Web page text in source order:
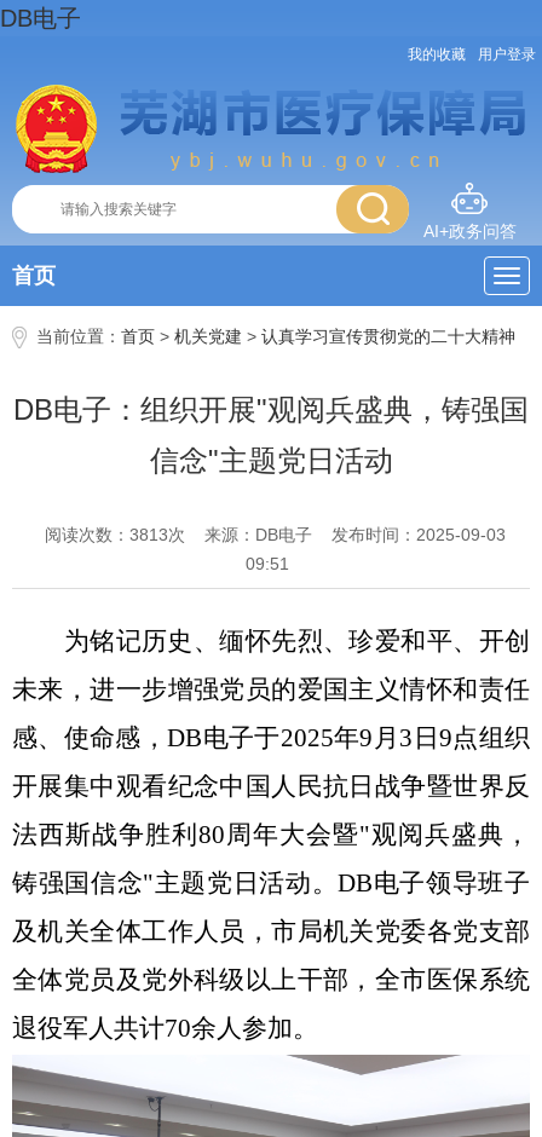
DB电子
我的收藏 用户登录
AI+政务问答
首页
当前位置： 首页 > 机关党建 > 认真学习宣传贯彻党的二十大精神
DB电子：组织开展"观阅兵盛典，铸强国
信念"主题党日活动
阅读次数： 3813次 来源：DB电子
发布时间：2025-09-03
09:51
为铭记历史、缅怀先烈、珍爱和平、开创
未来，进一步增强党员的爱国主义情怀和责任
感、使命感，DB电子于2025年9月3日9点组织
开展集中观看纪念中国人民抗日战争暨世界反
法西斯战争胜利80周年大会暨"观阅兵盛典，
铸强国信念"主题党日活动。DB电子领导班子
及机关全体工作人员，市局机关党委各党支部
全体党员及党外科级以上干部，全市医保系统
退役军人共计70余人参加。